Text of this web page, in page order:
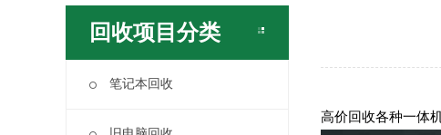
回收项目分类
笔记本回收
高价回收各种一体